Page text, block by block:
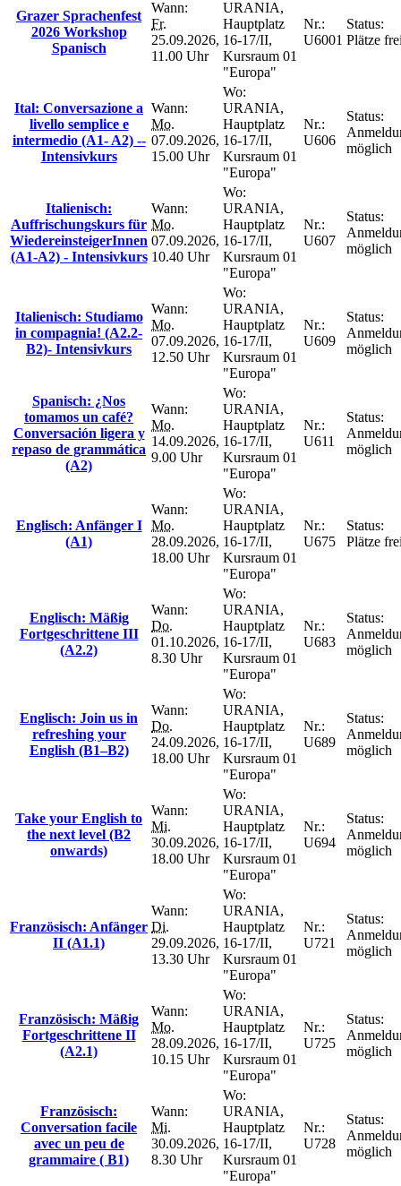
Grazer Sprachenfest
2026 Workshop
Spanisch
Wann:
Fr.
25.09.2026,
11.00 Uhr
URANIA,
Hauptplatz
16-17/II,
Kursraum 01
"Europa"
Nr.:
U6001
Status:
Plätze
Ital: Conversazione a
livello semplice e
intermedio (A1- A2) --
Intensivkurs
Wann:
Mo.
07.09.2026,
15.00 Uhr
Wo:
URANIA,
Hauptplatz
16-17/II,
Kursraum 01
"Europa"
Nr.:
U606
Status:
möglich
Italienisch:
Auffrischungskurs für
WiedereinsteigerInnen
(A1-A2) - Intensivkurs
Wann:
Mo.
07.09.2026,
10.40 Uhr
Wo:
URANIA,
Hauptplatz
16-17/II,
Kursraum 01
"Europa"
Nr.:
U607
Status:
möglich
Italienisch: Studiamo
in compagnia! (A2.2-
B2)- Intensivkurs
Wann:
Mo.
07.09.2026,
12.50 Uhr
Wo:
URANIA,
Hauptplatz
16-17/II,
Kursraum 01
"Europa"
Nr.:
U609
Status:
möglich
Spanisch: ¿Nos
tomamos un café?
Conversación ligera y
repaso de grammática
(A2)
Wann:
Mo.
14.09.2026,
9.00 Uhr
Wo:
URANIA,
Hauptplatz
16-17/II,
Kursraum 01
"Europa"
Nr.:
U611
Status:
möglich
Englisch: Anfänger I
(A1)
Wann:
Mo.
28.09.2026,
18.00 Uhr
Wo:
URANIA,
Hauptplatz
16-17/II,
Kursraum 01
"Europa"
Nr.:
U675
Status:
Plätze
Englisch: Mäßig
Fortgeschrittene III
(A2.2)
Wann:
Do.
01.10.2026,
8.30 Uhr
Wo:
URANIA,
Hauptplatz
16-17/II,
Kursraum 01
"Europa"
Nr.:
U683
Status:
möglich
Englisch: Join us in
refreshing your
English (B1–B2)
Wann:
Do.
24.09.2026,
18.00 Uhr
Wo:
URANIA,
Hauptplatz
16-17/II,
Kursraum 01
"Europa"
Nr.:
U689
Status:
möglich
Take your English to
the next level (B2
onwards)
Wann:
Mi.
30.09.2026,
18.00 Uhr
Wo:
URANIA,
Hauptplatz
16-17/II,
Kursraum 01
"Europa"
Nr.:
U694
Status:
möglich
Französisch: Anfänger
II (A1.1)
Wann:
Di.
29.09.2026,
13.30 Uhr
Wo:
URANIA,
Hauptplatz
16-17/II,
Kursraum 01
"Europa"
Nr.:
U721
Status:
möglich
Französisch: Mäßig
Fortgeschrittene II
(A2.1)
Wann:
Mo.
28.09.2026,
10.15 Uhr
Wo:
URANIA,
Hauptplatz
16-17/II,
Kursraum 01
"Europa"
Nr.:
U725
Status:
möglich
Französisch:
Conversation facile
avec un peu de
grammaire ( B1)
Wann:
Mi.
30.09.2026,
8.30 Uhr
Wo:
URANIA,
Hauptplatz
16-17/II,
Kursraum 01
"Europa"
Nr.:
U728
Status:
möglich